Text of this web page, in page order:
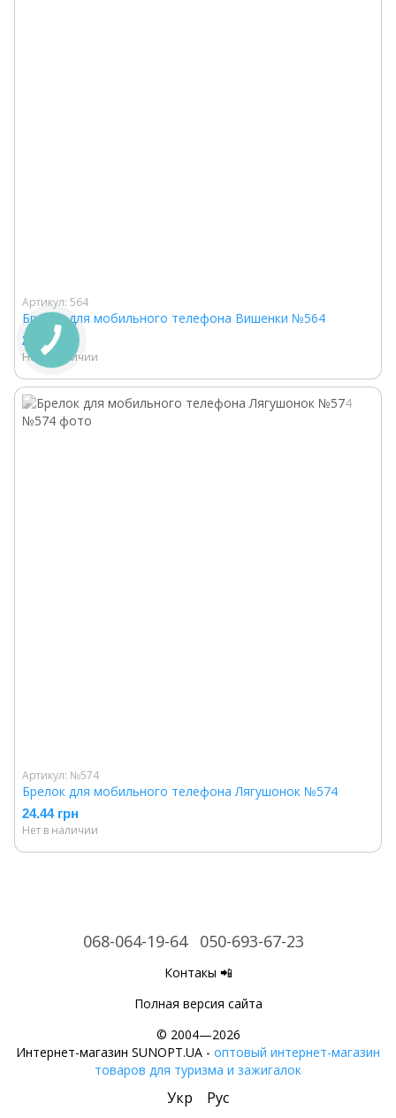
Артикул: 564
Брелок для мобильного телефона Вишенки №564
24.44 грн
Нет в наличии
Артикул: №574
Брелок для мобильного телефона Лягушонок №574
24.44 грн
Нет в наличии
068-064-19-64 050-693-67-23
Контакы 📲
Полная версия сайта
© 2004—2026
Интернет-магазин SUNOPT.UA - оптовый интернет-магазин
товаров для туризма и зажигалок
Укр Рус